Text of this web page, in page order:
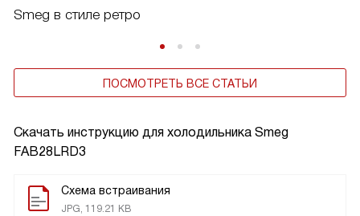
Скачать инструкцию для холодильника Smeg
FAB28LRD3
Схема встраивания
JPG, 119.21 KB
Smeg в стиле ретро
ПОСМОТРЕТЬ ВСЕ СТАТЬИ